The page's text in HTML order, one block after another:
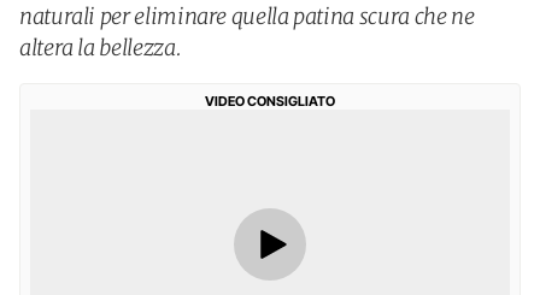
naturali per eliminare quella patina scura che ne
altera la bellezza.
VIDEO CONSIGLIATO